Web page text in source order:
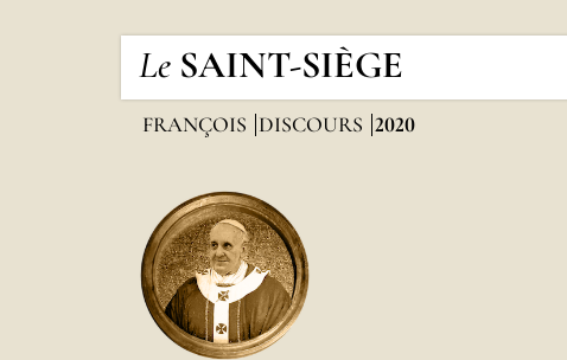
Le SAINT-SIÈGE
FRANÇOIS DISCOURS 2020